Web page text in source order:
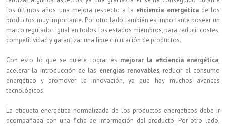
los últimos años una mejora respecto a la eficiencia energéticade los
productos muy importante. Por otro lado también es importante poseer un
marco regulador igual en todos los estados miembros, para reducir costes,
competitividad y garantizar una libre circulación de productos.
Con esto lo que se quiere lograr es mejorar la eficiencia energética,
acelerar la introducción de las energías renovables, reducir el consumo
energético y promover la innovación, ya que hay muchos avances
tecnológicos.
La etiqueta energética normalizada de los productos energéticos debe ir
acompañada con una ficha de información del producto. Por otro lado,